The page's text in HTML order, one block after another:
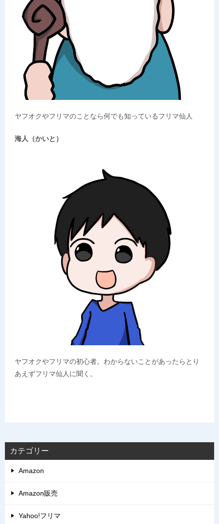
ヤフオクやフリマのことなら何でも知っているフリマ仙人
海人（かいと）
ヤフオクやフリマの初心者。わからないことがあったらとり
あえずフリマ仙人に聞く。
カテゴリー
Amazon
Amazon販売
Yahoo!フリマ